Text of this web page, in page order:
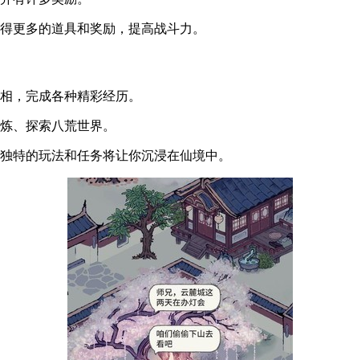
更多的道具和奖励，提高战斗力。
，完成各种精彩经历。
、探索八荒世界。
特的玩法和任务将让你沉浸在仙境中。